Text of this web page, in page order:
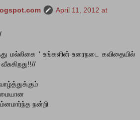
April 11, 2012 at
மல்லிகை ' உங்களின் உரைநடை கவிதையில்
நன்றி